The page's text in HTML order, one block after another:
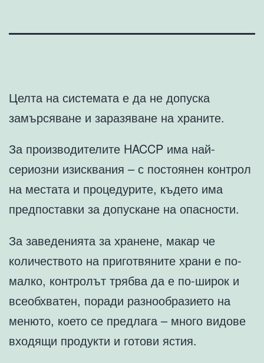
Целта на системата е да не допуска
замърсяване и заразяване на храните.
За производителите HACCP има най-
сериозни изисквания – с постоянен контрол
на местата и процедурите, където има
предпоставки за допускане на опасности.
За заведенията за хранене, макар че
количеството на приготвяните храни е по-
малко, контролът трябва да е по-широк и
всеобхватен, поради разнообразието на
менюто, което се предлага – много видове
входящи продукти и готови ястия.